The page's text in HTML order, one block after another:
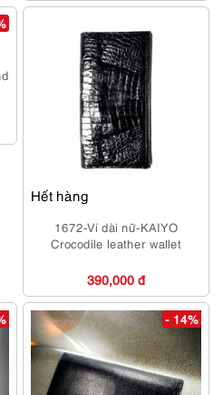
Hết hàng
1672-Ví dài nữ-KAIYO
Crocodile leather wallet
390,000 đ
- 14%